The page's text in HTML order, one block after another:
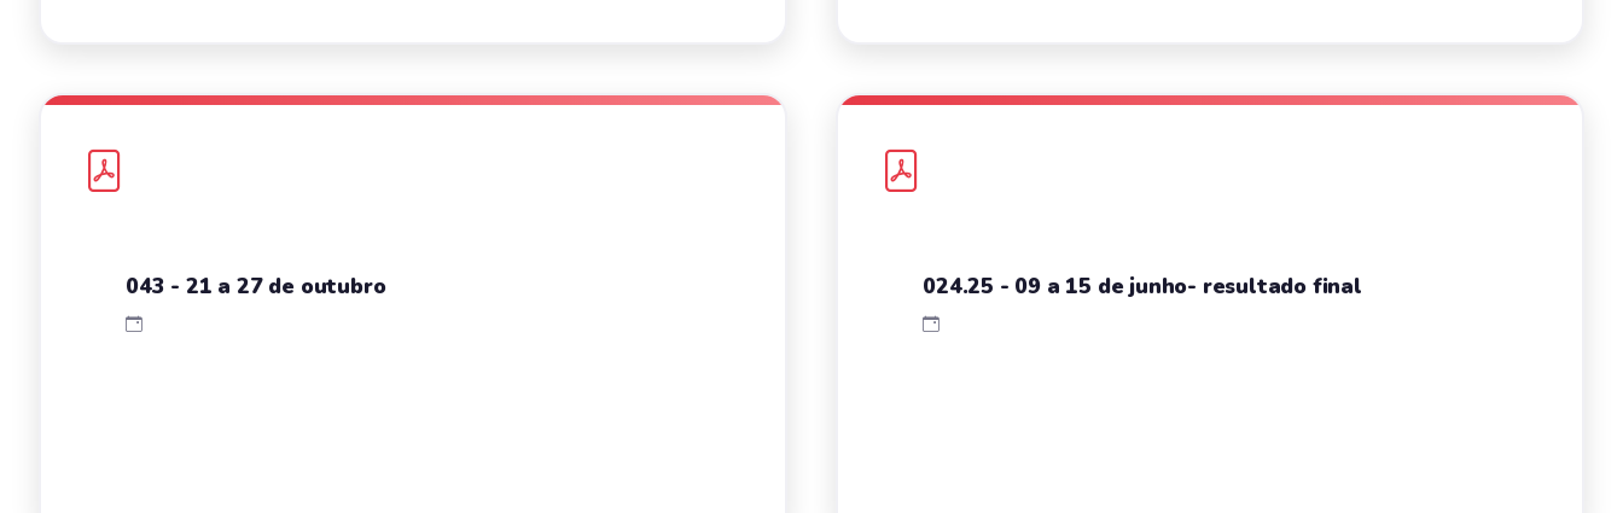
043 - 21 a 27 de outubro 024.25 - 09 a 15 de junho- resultado final